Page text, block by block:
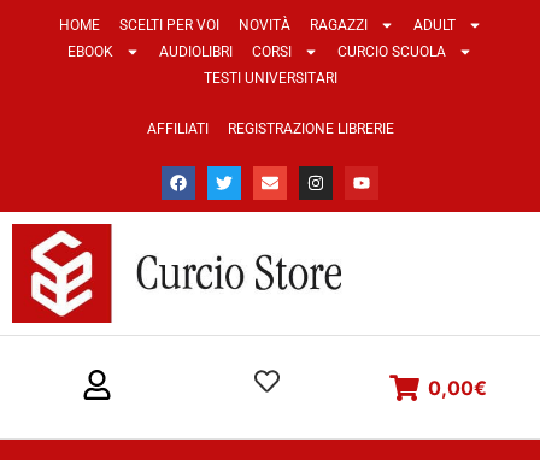
HOME SCELTI PER VOI NOVITÀ RAGAZZI
ADULT
EBOOK
AUDIOLIBRI CORSI
CURCIO SCUOLA
TESTI UNIVERSITARI
AFFILIATI REGISTRAZIONE LIBRERIE
0,00€